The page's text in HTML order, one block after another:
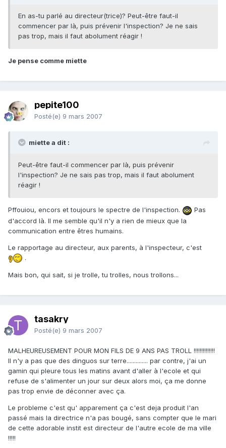
En as-tu parlé au directeur(trice)? Peut-être faut-il
commencer par là, puis prévenir l'inspection? Je ne sais
pas trop, mais il faut abolument réagir !
Je pense comme miette
pepite100
Posté(e) 9 mars 2007
miette a dit :
Peut-être faut-il commencer par là, puis prévenir
l'inspection? Je ne sais pas trop, mais il faut abolument
réagir !
Pffouiou, encors et toujours le spectre de l'inspection.
Pas
d'accord là. Il me semble qu'il n'y a rien de mieux que la
communication entre êtres humains.
Le rapportage au directeur, aux parents, à l'inspecteur, c'est
.
Mais bon, qui sait, si je trolle, tu trolles, nous trollons...
tasakry
Posté(e) 9 mars 2007
MALHEUREUSEMENT POUR MON FILS DE 9 ANS PAS TROLL !!!!!!!!!!!!!!
Il n'y a pas que des dinguos sur terre.............. par contre, j'ai un
gamin qui pleure tous les matins avant d'aller à l'ecole et qui
refuse de s'alimenter un jour sur deux alors moi, ça me donne
pas trop envie de déconner avec ça.
Le probleme c'est qu' apparement ça c'est deja produit l'an
passé mais la directrice n'a pas bougé, sans compter que le mari
de cette adorable instit est directeur de l'autre ecole de ma ville
!!!!!